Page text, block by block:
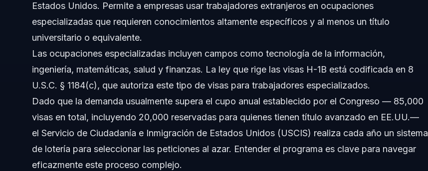
Notas para Florida
Conceptos Nacionales (Solo General)
Cuándo Consultar a un Abogado de Inmigración
Sobre Vasquez Law Firm
Confianza y Experiencia del Abogado
Preguntas Frecuentes
Estados Unidos. Permite a empresas usar trabajadores extranjeros en ocupaciones
especializadas que requieren conocimientos altamente específicos y al menos un título
universitario o equivalente.
Las ocupaciones especializadas incluyen campos como tecnología de la información,
ingeniería, matemáticas, salud y finanzas. La ley que rige las visas H-1B está codificada en 8
U.S.C. § 1184(c), que autoriza este tipo de visas para trabajadores especializados.
Dado que la demanda usualmente supera el cupo anual establecido por el Congreso — 85,000
visas en total, incluyendo 20,000 reservadas para quienes tienen título avanzado en EE.UU.—
el Servicio de Ciudadanía e Inmigración de Estados Unidos (USCIS) realiza cada año un sistema
de lotería para seleccionar las peticiones al azar. Entender el programa es clave para navegar
eficazmente este proceso complejo.